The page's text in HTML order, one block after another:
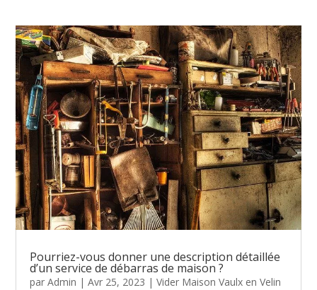
Pourriez-vous donner une description détaillée
d’un service de débarras de maison ?
parAdmin |Avr 25, 2023 |Vider Maison Vaulx en Velin